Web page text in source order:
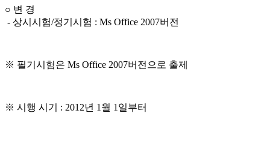
○ 변 경
- 상시시험/정기시험 : Ms Office 2007버전
※ 필기시험은 Ms Office 2007버전으로 출제
※ 시행 시기 : 2012년 1월 1일부터